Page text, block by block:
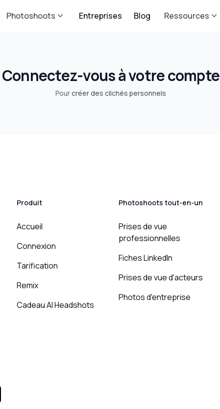
Photoshoots Entreprises Blog Ressources
Connectez-vous à votre compte
Pourcréer des clichés personnels
Produit
Accueil
Connexion
Tarification
Remix
Cadeau AI Headshots
Photoshoots tout-en-un
Prises de vue
professionnelles
Fiches LinkedIn
Prises de vue d'acteurs
Photos d'entreprise